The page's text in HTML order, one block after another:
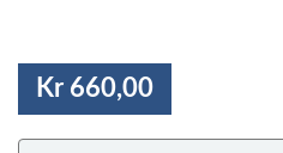
Kr 660,00